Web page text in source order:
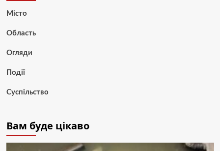
Місто
Область
Огляди
Події
Суспільство
Вам буде цікаво